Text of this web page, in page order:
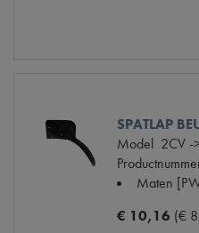
SPATLAP
Model 2CV -
Maten
€ 10,16 (€